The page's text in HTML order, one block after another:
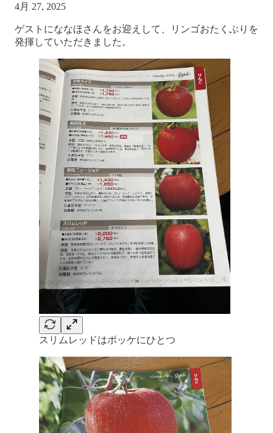
4月 27, 2025
ゲストにななほさんをお迎えして、リンゴおたくぶりを
発揮していただきました。
スリムレッドはポッケにひとつ